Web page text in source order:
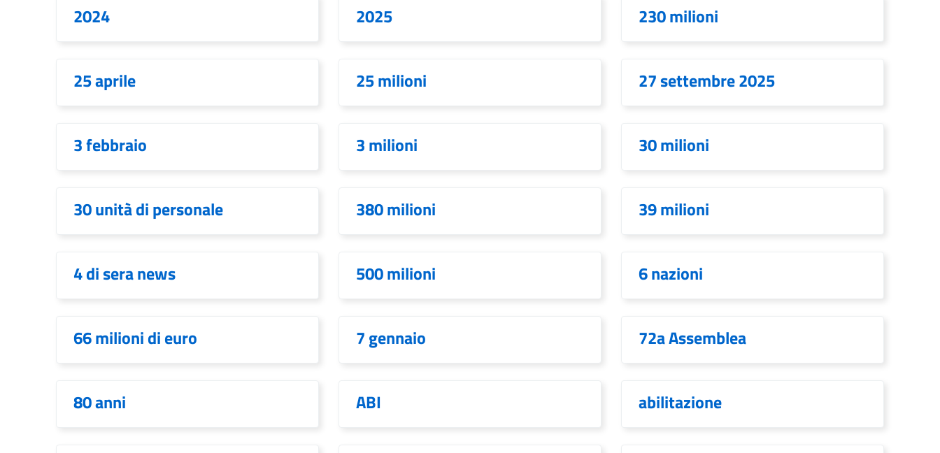
2024 2025 230 milioni
25 aprile 25 milioni 27 settembre 2025
3 febbraio 3 milioni 30 milioni
30 unità di personale 380 milioni 39 milioni
4 di sera news 500 milioni 6 nazioni
66 milioni di euro 7 gennaio 72a Assemblea
80 anni ABI abilitazione